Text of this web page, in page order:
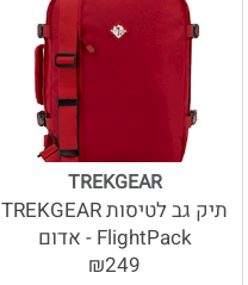
TREKGEAR
תיק גב לטיסות TREKGEAR
FlightPack - אדום
₪249